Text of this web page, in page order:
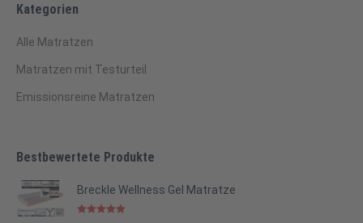
Kategorien
Alle Matratzen
Matratzen mit Testurteil
Emissionsreine Matratzen
Bestbewertete Produkte
Breckle Wellness Gel Matratze